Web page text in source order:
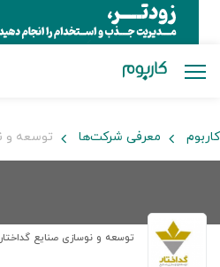
کاربوم معرفی شرکت‌ها توسعه و
توسعه و نوسازی صنایع گداختار